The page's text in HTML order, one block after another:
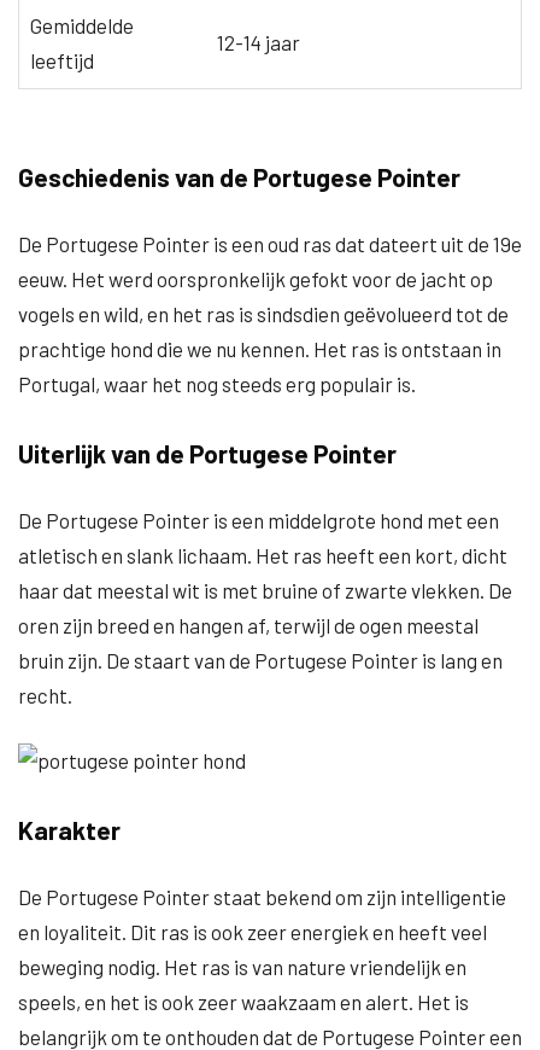
Gemiddelde
leeftijd
12-14 jaar
Geschiedenis van de Portugese Pointer
De Portugese Pointer is een oud ras dat dateert uit de 19e
eeuw. Het werd oorspronkelijk gefokt voor de jacht op
vogels en wild, en het ras is sindsdien geëvolueerd tot de
prachtige hond die we nu kennen. Het ras is ontstaan in
Portugal, waar het nog steeds erg populair is.
Uiterlijk van de Portugese Pointer
De Portugese Pointer is een middelgrote hond met een
atletisch en slank lichaam. Het ras heeft een kort, dicht
haar dat meestal wit is met bruine of zwarte vlekken. De
oren zijn breed en hangen af, terwijl de ogen meestal
bruin zijn. De staart van de Portugese Pointer is lang en
recht.
Karakter
De Portugese Pointer staat bekend om zijn intelligentie
en loyaliteit. Dit ras is ook zeer energiek en heeft veel
beweging nodig. Het ras is van nature vriendelijk en
speels, en het is ook zeer waakzaam en alert. Het is
belangrijk om te onthouden dat de Portugese Pointer een